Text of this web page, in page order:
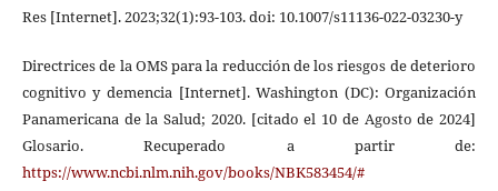
Res [Internet]. 2023;32(1):93-103. doi: 10.1007/s11136-022-03230-y
Directrices de la OMS para la reducción de los riesgos de deterioro
cognitivo y demencia [Internet]. Washington (DC): Organización
Panamericana de la Salud; 2020. [citado el 10 de Agosto de 2024]
Glosario. Recuperado a partir de:
https://www.ncbi.nlm.nih.gov/books/NBK583454/#